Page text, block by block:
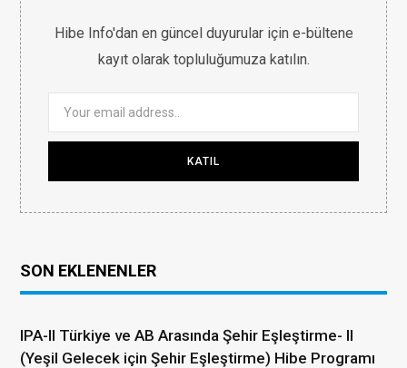
Hibe Info'dan en güncel duyurular için e-bültene
kayıt olarak topluluğumuza katılın.
SON EKLENENLER
IPA-II Türkiye ve AB Arasında Şehir Eşleştirme- II
(Yeşil Gelecek için Şehir Eşleştirme) Hibe Programı